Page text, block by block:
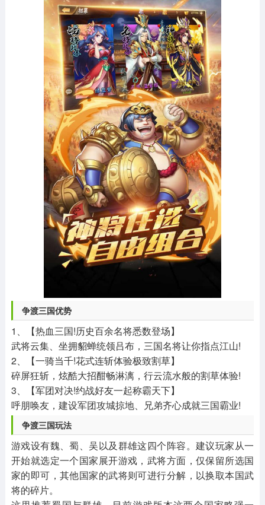
争渡三国优势
1、【热血三国!历史百余名将悉数登场】
武将云集、坐拥貂蝉统领吕布，三国名将让你指点江山!
2、【一骑当千!花式连斩体验极致割草】
碎屏狂斩，炫酷大招酣畅淋漓，行云流水般的割草体验!
3、【军团对决!约战好友一起称霸天下】
呼朋唤友，建设军团攻城掠地、兄弟齐心成就三国霸业!
争渡三国玩法
游戏设有魏、蜀、吴以及群雄这四个阵容。建议玩家从一
开始就选定一个国家展开游戏，武将方面，仅保留所选国
家的即可，其他国家的武将则可进行分解，以换取本国武
将的碎片。